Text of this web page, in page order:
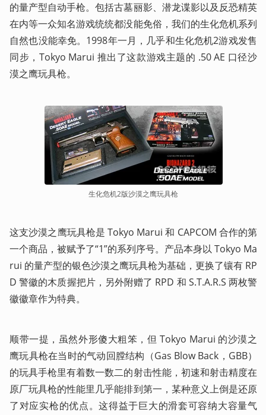
的量产型自动手枪。包括古墓丽影、潜龙谍影以及反恐精英
在内等一众知名游戏统统都没能免俗，我们的生化危机系列
自然也没能幸免。1998年一月，几乎和生化危机2游戏发售
同步，Tokyo Marui 推出了这款游戏主题的 .50 AE 口径沙
漠之鹰玩具枪。
生化危机2版沙漠之鹰玩具枪
这支沙漠之鹰玩具枪是 Tokyo Marui 和 CAPCOM 合作的第
一个商品，被赋予了“1”的系列序号。产品本身以 Tokyo Ma
rui 的量产型的银色沙漠之鹰玩具枪为基础，更换了镶有 RP
D 警徽的木质握把片，另外附赠了 RPD 和 S.T.A.R.S 两枚警
徽徽章作为特典。
顺带一提，虽然外形傻大粗笨，但 Tokyo Marui 的沙漠之
鹰玩具枪在当时的气动回膛结构（Gas Blow Back，GBB）
的玩具手枪里有着数一数二的射击性能，初速和射击精度在
原厂玩具枪的性能里几乎能排到第一，某种意义上倒是还原
了对应实枪的优点。这得益于巨大的滑套可容纳大容量气